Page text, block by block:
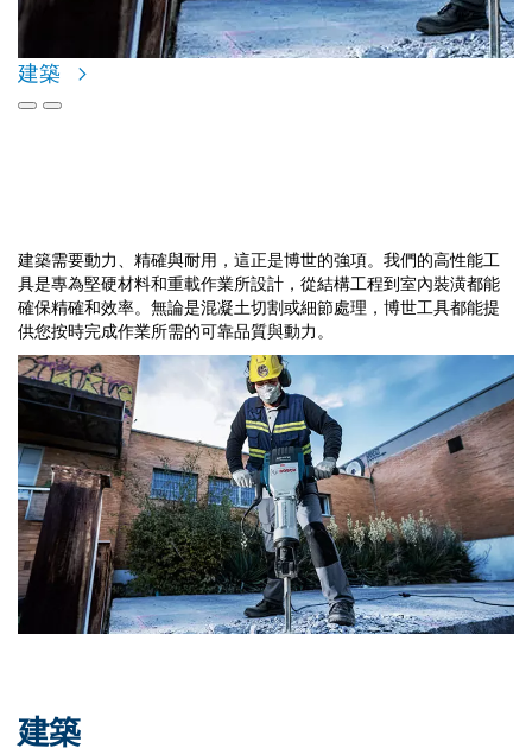
建築
建築需要動力、精確與耐用，這正是博世的強項。我們的高性能工
具是專為堅硬材料和重載作業所設計，從結構工程到室內裝潢都能
確保精確和效率。無論是混凝土切割或細節處理，博世工具都能提
供您按時完成作業所需的可靠品質與動力。
建築